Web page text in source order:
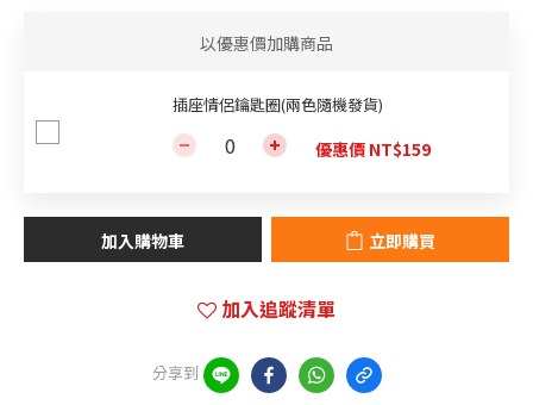
以優惠價加購商品
插座情侶鑰匙圈(兩色隨機發貨)
優惠價 NT$159
加入購物車 立即購買
加入追蹤清單
分享到